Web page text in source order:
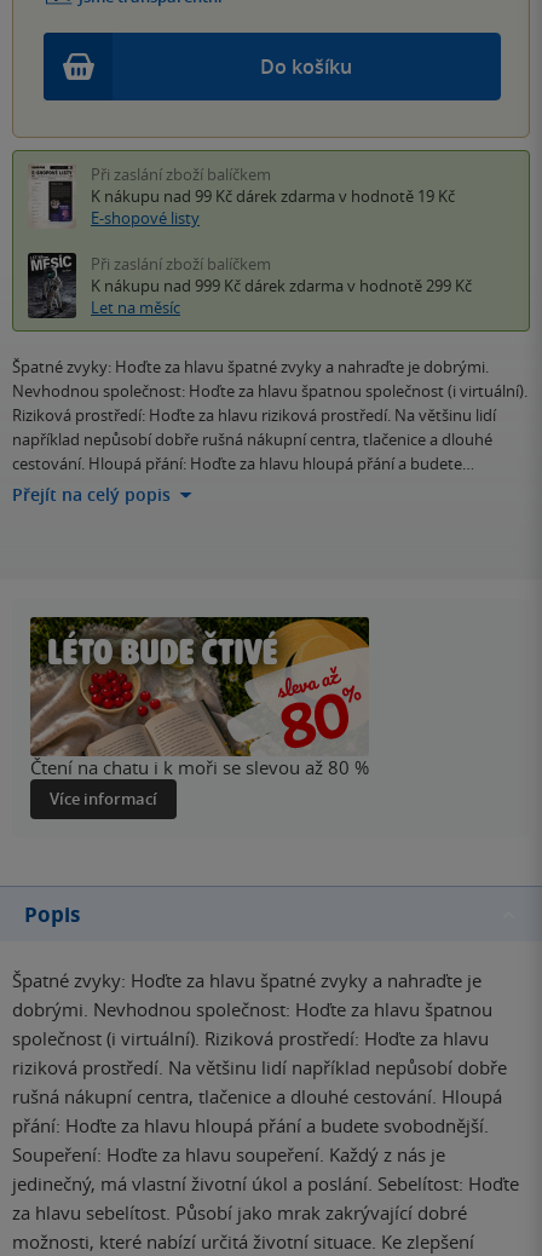
Do košíku
Při zaslání zboží balíčkem
K nákupu nad 99 Kč dárek zdarma v hodnotě 19 Kč
E-shopové listy
Při zaslání zboží balíčkem
K nákupu nad 999 Kč dárek zdarma v hodnotě 299 Kč
Let na měsíc
Špatné zvyky: Hoďte za hlavu špatné zvyky a nahraďte je dobrými.
Nevhodnou společnost: Hoďte za hlavu špatnou společnost (i virtuální).
Riziková prostředí: Hoďte za hlavu riziková prostředí. Na většinu lidí
například nepůsobí dobře rušná nákupní centra, tlačenice a dlouhé
cestování. Hloupá přání: Hoďte za hlavu hloupá přání a budete…
Přejít na celý popis
Čtení na chatu i k moři se slevou až 80 %
Více informací
Popis
Špatné zvyky: Hoďte za hlavu špatné zvyky a nahraďte je
dobrými. Nevhodnou společnost: Hoďte za hlavu špatnou
společnost (i virtuální). Riziková prostředí: Hoďte za hlavu
riziková prostředí. Na většinu lidí například nepůsobí dobře
rušná nákupní centra, tlačenice a dlouhé cestování. Hloupá
přání: Hoďte za hlavu hloupá přání a budete svobodnější.
Soupeření: Hoďte za hlavu soupeření. Každý z nás je
jedinečný, má vlastní životní úkol a poslání. Sebelítost: Hoďte
za hlavu sebelítost. Působí jako mrak zakrývající dobré
možnosti, které nabízí určitá životní situace. Ke zlepšení